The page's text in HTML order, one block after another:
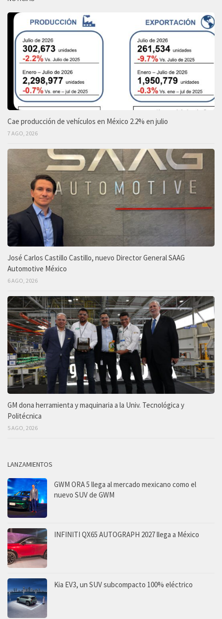
Cae producción de vehículos en México 2.2% en julio
7 AGO, 2026
José Carlos Castillo Castillo, nuevo Director General SAAG
Automotive México
6 AGO, 2026
GM dona herramienta y maquinaria a la Univ. Tecnológica y
Politécnica
5 AGO, 2026
LANZAMIENTOS
GWM ORA 5 llega al mercado mexicano como el
nuevo SUV de GWM
INFINITI QX65 AUTOGRAPH 2027 llega a México
Kia EV3, un SUV subcompacto 100% eléctrico